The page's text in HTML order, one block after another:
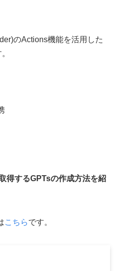
のActions機能を活用した
得するGPTsの作成方法を紹
こちらです。